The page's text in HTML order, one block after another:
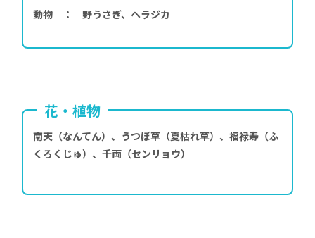
動物 ： 野うさぎ、ヘラジカ
花・植物
南天（なんてん）、うつぼ草（夏枯れ草）、福禄寿（ふ
くろくじゅ）、千両（センリョウ）